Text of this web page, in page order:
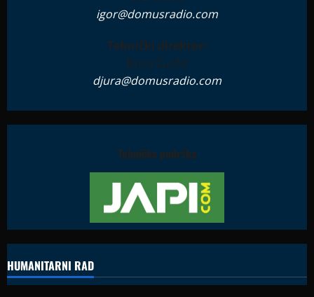
igor@domusradio.com
Tehnički direktor:
Đura Ćurčić
djura@domusradio.com
Tehnička podrška
HUMANITARNI RAD